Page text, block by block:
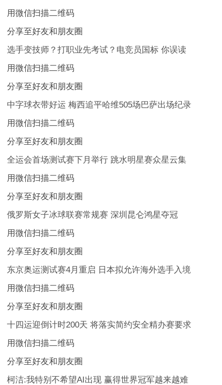
用微信扫描二维码
分享至好友和朋友圈
选手变技师？打职业先考试？电竞员国标 你误读
用微信扫描二维码
分享至好友和朋友圈
中字球衣带好运 梅西追平哈维505场巴萨出场纪录
用微信扫描二维码
分享至好友和朋友圈
全运会首场测试赛下月举行 跳水明星赛众星云集
用微信扫描二维码
分享至好友和朋友圈
俄罗斯女子冰球联赛常规赛 深圳昆仑鸿星夺冠
用微信扫描二维码
分享至好友和朋友圈
东京奥运测试赛4月重启 日本拟允许海外选手入境
用微信扫描二维码
分享至好友和朋友圈
十四运迎倒计时200天 将落实简约安全精办赛要求
用微信扫描二维码
分享至好友和朋友圈
柯洁:我特别不希望AI出现 赢得世界冠军越来越难